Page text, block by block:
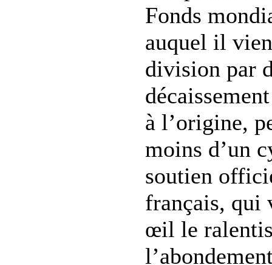
Fonds
auquel il
division par
à l’origine,
moins d’un
soutien
français, qui
œil le